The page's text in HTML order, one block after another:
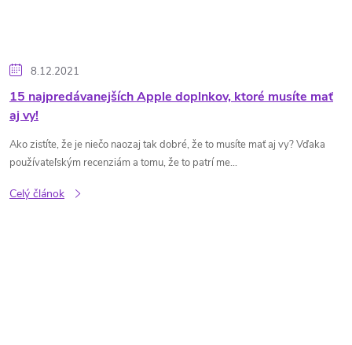
8.12.2021
15 najpredávanejších Apple doplnkov, ktoré musíte mať
aj vy!
Ako zistíte, že je niečo naozaj tak dobré, že to musíte mať aj vy? Vďaka
používateľským recenziám a tomu, že to patrí me...
Celý článok